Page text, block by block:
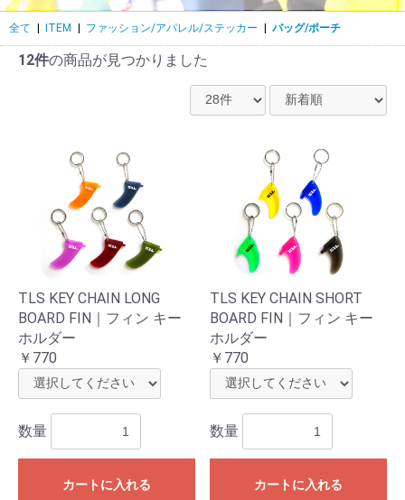
全て ITEM ファッション/アパレル/ステッカー バッグ/ポーチ
12件の商品が見つかりました
TLS KEY CHAIN LONG
BOARD FIN｜フィン キー
ホルダー
￥770
数量
カートに入れる
TLS KEY CHAIN SHORT
BOARD FIN｜フィン キー
ホルダー
￥770
数量
カートに入れる